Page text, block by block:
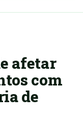
afetar
com
de